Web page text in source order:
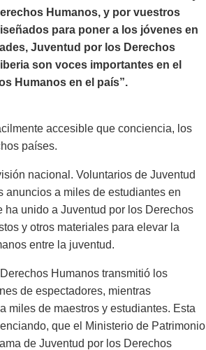
Humanos, y por vuestros
para poner a los jóvenes en
Juventud por los Derechos
son voces importantes en el
Humanos en el país”.
accesible que conciencia, los
países.
nacional. Voluntarios de Juventud
anuncios a miles de estudiantes en
unido a Juventud por los Derechos
y otros materiales para elevar la
entre la juventud.
Humanos transmitió los
de espectadores, mientras
miles de maestros y estudiantes. Esta
que el Ministerio de Patrimonio
de Juventud por los Derechos